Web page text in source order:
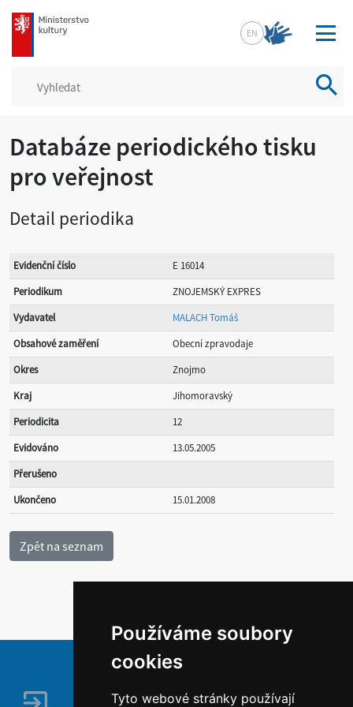
Používáme soubory
cookies
Tyto webové stránky používají
mkcr.cz
EN
Databáze periodického tisku
pro veřejnost
Detail periodika
Evidenční číslo
E 16014
Periodikum
ZNOJEMSKÝ EXPRES
Vydavatel
MALACH Tomáš
Obsahové zaměření
Obecní zpravodaje
Okres
Znojmo
Kraj
Jihomoravský
Periodicita
12
Evidováno
13.05.2005
Přerušeno
Ukončeno
15.01.2008